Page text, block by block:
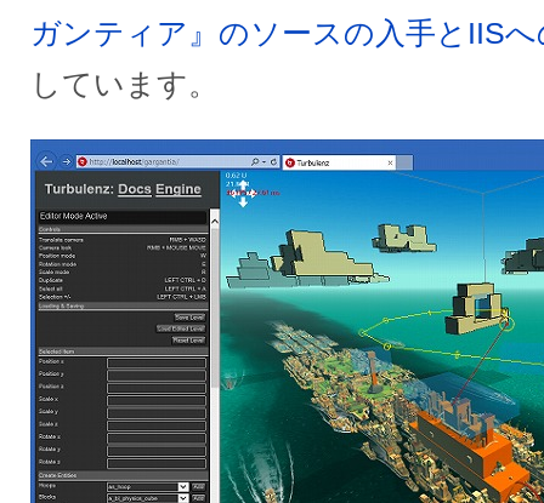
ガンティア』のソースの入手とIIS
しています。